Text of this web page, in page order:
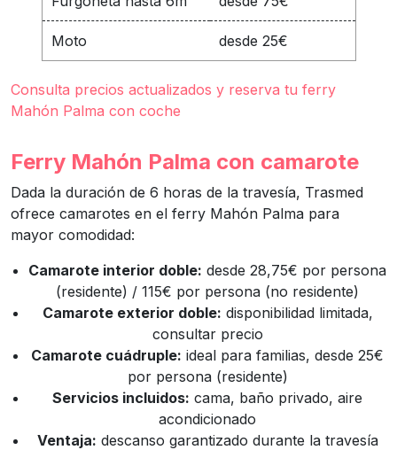
Moto desde 25€
Consulta precios actualizados y reserva tu ferry
Mahón Palma con coche
Ferry Mahón Palma con camarote
Dada la duración de 6 horas de la travesía, Trasmed
ofrece camarotes en el ferry Mahón Palma para
mayor comodidad:
Camarote interior doble: desde 28,75€ por persona
(residente) / 115€ por persona (no residente)
Camarote exterior doble: disponibilidad limitada,
consultar precio
Camarote cuádruple: ideal para familias, desde 25€
por persona (residente)
Servicios incluidos: cama, baño privado, aire
acondicionado
Ventaja: descanso garantizado durante la travesía